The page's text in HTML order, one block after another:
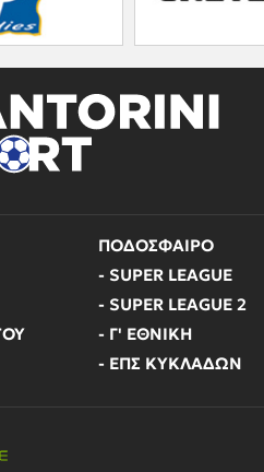
ΠΟΔΟΣΦΑΙΡΟ
- SUPER LEAGUE
- SUPER LEAGUE 2
- Γ' ΕΘΝΙΚΗ
- ΕΠΣ ΚΥΚΛΑΔΩΝ